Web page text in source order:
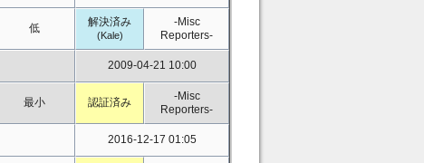
低 解決済み
(Kale)
-Misc
Reporters-
2009-04-21 10:00
最小 認証済み
-Misc
Reporters-
2016-12-17 01:05